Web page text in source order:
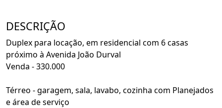
DESCRIÇÃO
Duplex para locação, em residencial com 6 casas
próximo à Avenida João Durval
Venda - 330.000
Térreo - garagem, sala, lavabo, cozinha com Planejados
e área de serviço